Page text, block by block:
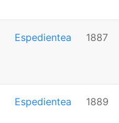
Espedientea 1887
Espedientea 1889